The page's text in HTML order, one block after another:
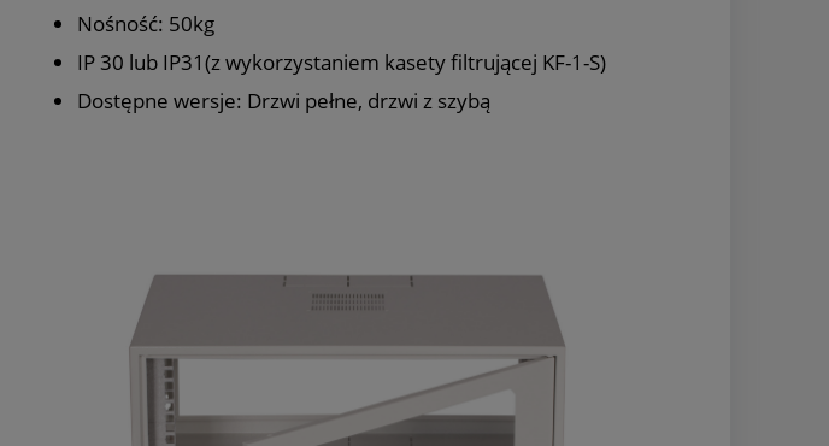
Nośność: 50kg
IP 30 lub IP31(z wykorzystaniem kasety filtrującej KF-1-S)
Dostępne wersje: Drzwi pełne, drzwi z szybą